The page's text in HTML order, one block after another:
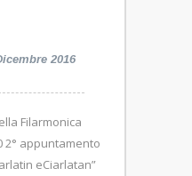
2016
Filarmonica
2° appuntamento
eCiarlatan”